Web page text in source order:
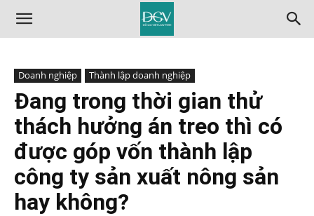
Doanh nghiệp Thành lập doanh nghiệp
Đang trong thời gian thử
thách hưởng án treo thì có
được góp vốn thành lập
công ty sản xuất nông sản
hay không?